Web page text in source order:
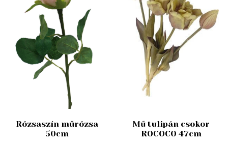
Rózsaszín műrózsa
50cm
Mű tulipán csokor
ROCOCO 47cm